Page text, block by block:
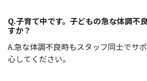
Q.子育て中です。子どもの急な体調不
すか？
A.急な体調不良時もスタッフ同士でサ
心してください。